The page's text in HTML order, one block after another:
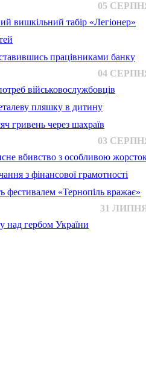
05
вишкільний табір «Легіонер»
працівниками банку
04
військовослужбовців
пляшку в дитину
гривень через шахраїв
03
вбивство з особливою
з фінансової грамотності
фестивалем «Тернопіль вражає»
31
над гербом України